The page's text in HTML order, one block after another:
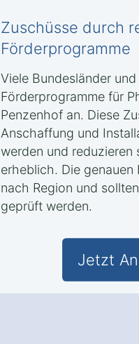
Zuschüsse durch
Förderprogramme
Viele Bundesländer
Förderprogramme für
Penzenhof an. Diese
Anschaffung und
werden und
erheblich. Die
nach Region und
geprüft werden.
Jetzt